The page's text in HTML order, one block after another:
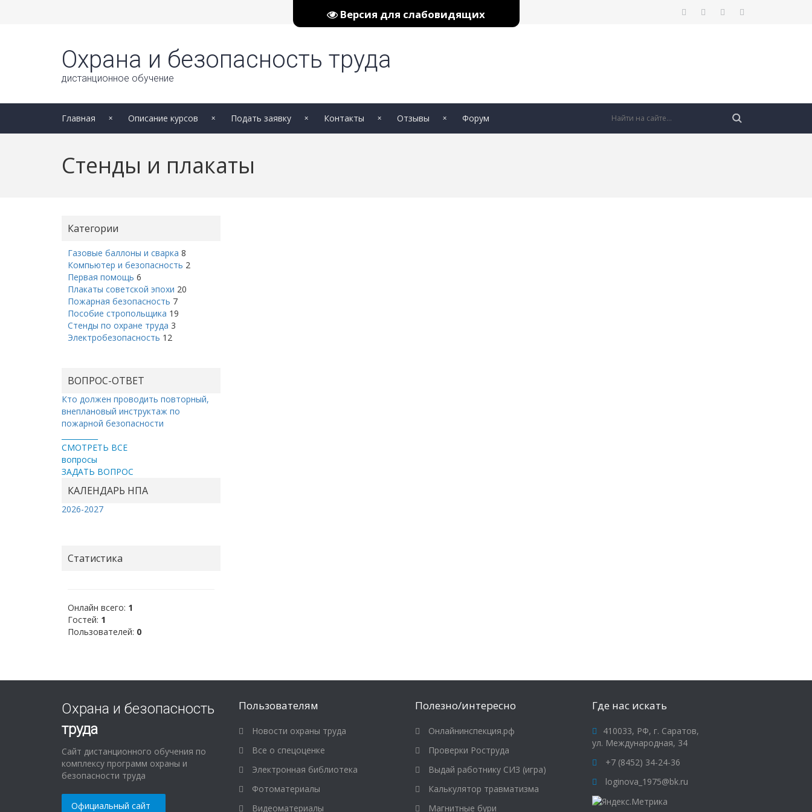
Версия для слабовидящих
Охрана и безопасность труда
дистанционное обучение
Главная Описание курсов Подать заявку Контакты Отзывы Форум
Стенды и плакаты
Категории
Газовые баллоны и сварка 8
Компьютер и безопасность 2
Первая помощь 6
Плакаты советской эпохи 20
Пожарная безопасность 7
Пособие стропольщика 19
Стенды по охране труда 3
Электробезопасность 12
ВОПРОС-ОТВЕТ
Кто должен проводить повторный,
внеплановый инструктаж по
пожарной безопасности
СМОТРЕТЬ ВСЕ
вопросы
ЗАДАТЬ ВОПРОС
КАЛЕНДАРЬ НПА
2026-2027
Статистика
Онлайн всего: 1
Гостей: 1
Пользователей: 0
Охрана и безопасность
труда
Сайт дистанционного обучения по
комплексу программ охраны и
безопасности труда
Официальный сайт
Пользователям
Новости охраны труда
Все о спецоценке
Электронная библиотека
Фотоматериалы
Видеоматериалы
Полезно/интересно
Онлайнинспекция.рф
Проверки Роструда
Выдай работнику СИЗ (игра)
Калькулятор травматизма
Магнитные бури
Где нас искать
410033, РФ, г. Саратов,
ул. Международная, 34
+7 (8452) 34-24-36
loginova_1975@bk.ru